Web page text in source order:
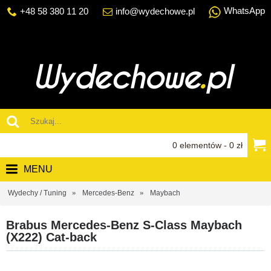
+48 58 380 11 20 info@wydechowe.pl WhatsApp
0 elementów - 0 zł
MENU
Wydechy / Tuning Mercedes-Benz Maybach
Brabus Mercedes-Benz S-Class Maybach
(X222) Cat-back